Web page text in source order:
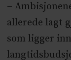
–
allerede lagt
som ligger